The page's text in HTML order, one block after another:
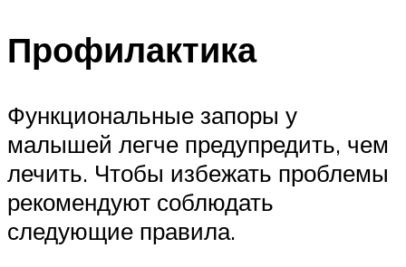
Профилактика
Функциональные запоры у
малышей легче предупредить, чем
лечить. Чтобы избежать проблемы
рекомендуют соблюдать
следующие правила.